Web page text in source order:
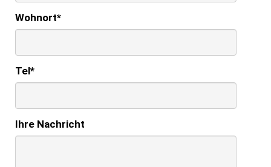
Wohnort*
Tel*
Ihre Nachricht